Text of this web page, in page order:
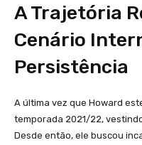
A Trajetória
Cenário
Persistência
A última vez que Howard
temporada 2021/22,
Desde então, ele buscou